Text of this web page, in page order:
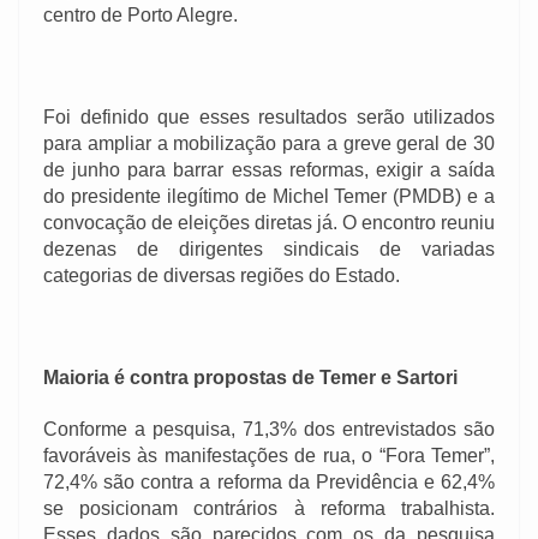
centro de Porto Alegre.
Foi definido que esses resultados serão utilizados
para ampliar a mobilização para a greve geral de 30
de junho para barrar essas reformas, exigir a saída
do presidente ilegítimo de Michel Temer (PMDB) e a
convocação de eleições diretas já. O encontro reuniu
dezenas de dirigentes sindicais de variadas
categorias de diversas regiões do Estado.
Maioria é contra propostas de Temer e Sartori
Conforme a pesquisa, 71,3% dos entrevistados são
favoráveis às manifestações de rua, o “Fora Temer”,
72,4% são contra a reforma da Previdência e 62,4%
se posicionam contrários à reforma trabalhista.
Esses dados são parecidos com os da pesquisa